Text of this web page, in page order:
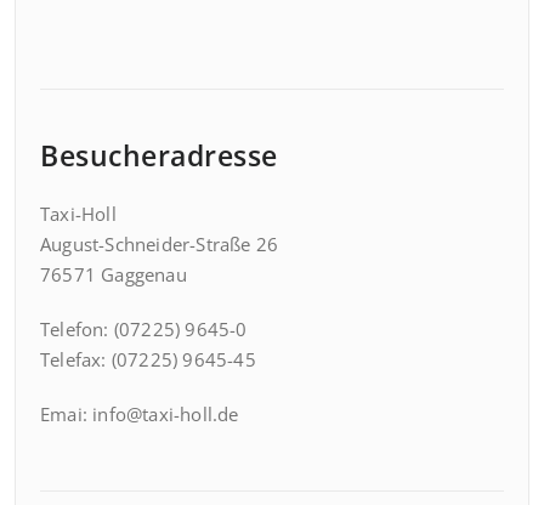
Besucheradresse
Taxi-Holl
August-Schneider-Straße 26
76571 Gaggenau
Telefon: (07225) 9645-0
Telefax: (07225) 9645-45
Emai: info@taxi-holl.de